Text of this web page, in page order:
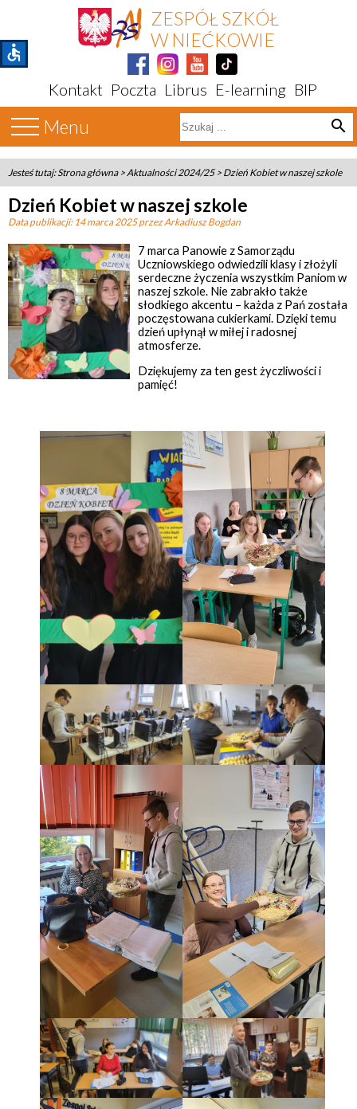
ZESPÓŁ SZKÓŁ
W NIEĆKOWIE
Kontakt Poczta Librus E-learning BIP
Menu search
Jesteś tutaj:Strona główna>Aktualności 2024/25> Dzień Kobiet w naszej szkole
Dzień Kobiet w naszej szkole
Data publikacji:14 marca 2025przez Arkadiusz Bogdan
7 marca Panowie z Samorządu
Uczniowskiego odwiedzili klasy i złożyli
serdeczne życzenia wszystkim Paniom w
naszej szkole. Nie zabrakło także
słodkiego akcentu – każda z Pań została
poczęstowana cukierkami. Dzięki temu
dzień upłynął w miłej i radosnej
atmosferze.
Dziękujemy za ten gest życzliwości i
pamięć!
accessible